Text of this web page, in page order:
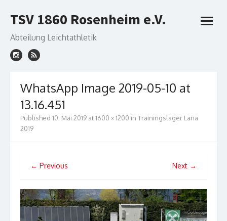
to
TSV 1860 Rosenheim e.V.
Abteilung Leichtathletik
open
WhatsApp Image 2019-05-10 at
13.16.451
Published 10. Mai 2019 at1600 × 1200 in Trainingslager Lana
2019
← Previous Next →